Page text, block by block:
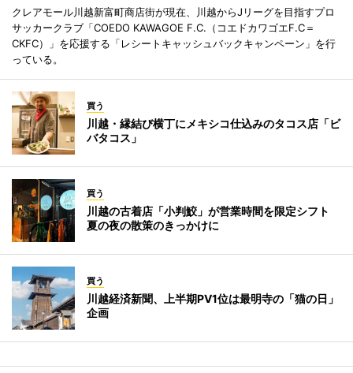
クレアモール川越新富町商店街が現在、川越からJリーグを目指すプロ
サッカークラブ「COEDO KAWAGOE F.C.（コエドカワゴエF.C＝
CKFC）」を応援する「レシートキャッシュバックキャンペーン」を行
っている。
買う
川越・縁結び横丁にメキシコ仕込みのタコス店「ビ
バタコス」
買う
川越の古着店「小判鮫」が営業時間を限定シフト
夏の夜の散策のきっかけに
買う
川越経済新聞、上半期PV1位は最明寺の「猫の日」
企画